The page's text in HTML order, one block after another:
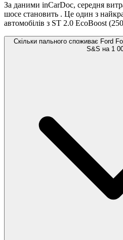
За даними inCarDoc, середня
шосе становить . Це один з
автомобілів з ST 2.0 EcoBoost
Скільки пального споживає Ford
S&S на 1